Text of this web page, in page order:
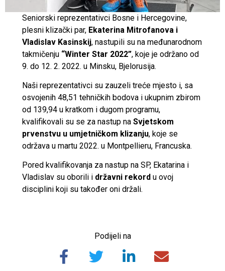
Seniorski reprezentativci Bosne i Hercegovine,
plesni klizački par, Ekaterina Mitrofanova i
Vladislav Kasinskij, nastupili su na međunarodnom
takmičenju “Winter Star 2022”, koje je održano od
9. do 12. 2. 2022. u Minsku, Bjelorusija.
Naši reprezentativci su zauzeli treće mjesto i, sa
osvojenih 48,51 tehničkih bodova i ukupnim zbirom
od 139,94 u kratkom i dugom programu,
kvalifikovali su se za nastup naSvjetskom
prvenstvu u umjetničkom klizanju, koje se
održava u martu 2022. u Montpellieru, Francuska.
Pored kvalifikovanja za nastup na SP, Ekatarina i
Vladislav su oborili i državni rekord u ovoj
disciplini koji su također oni držali.
Podijeli na